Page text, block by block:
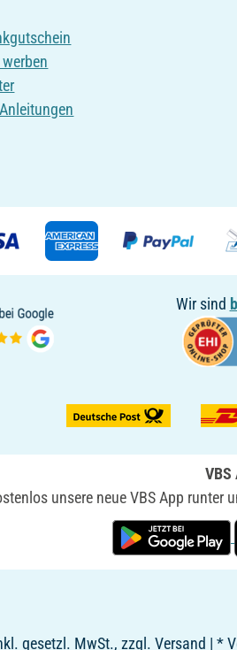
Wir sind
VBS
unsere neue VBS App runter
gesetzl. MwSt., zzgl. Versand | *